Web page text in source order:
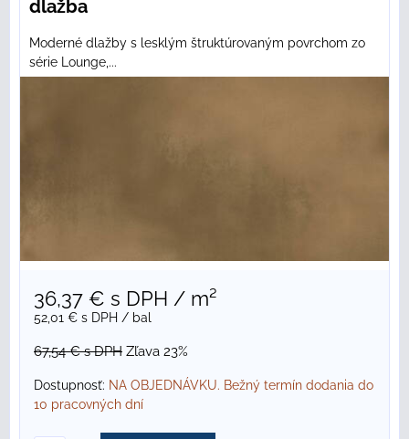
dlažba
Moderné dlažby s lesklým štruktúrovaným povrchom zo
série Lounge,...
36,37 € s DPH / m²
52,01 € s DPH / bal
67,54 €s DPH Zľava 23%
Dostupnosť: NA OBJEDNÁVKU. Bežný termín dodania do
10 pracovných dní